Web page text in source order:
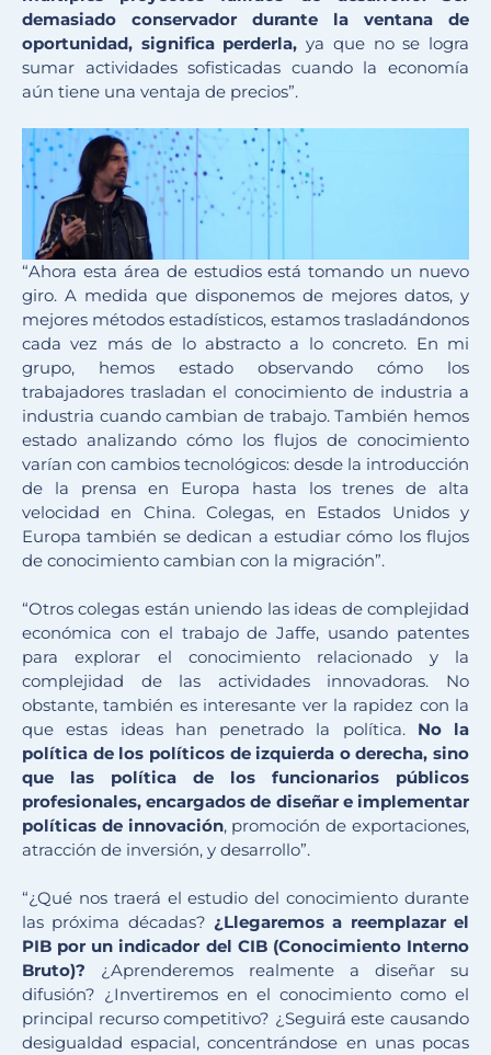
demasiado conservador durante la ventana de
oportunidad, significa perderla, ya que no se logra
sumar actividades sofisticadas cuando la economía
aún tiene una ventaja de precios”.
“Ahora esta área de estudios está tomando un nuevo
giro. A medida que disponemos de mejores datos, y
mejores métodos estadísticos, estamos trasladándonos
cada vez más de lo abstracto a lo concreto. En mi
grupo, hemos estado observando cómo los
trabajadores trasladan el conocimiento de industria a
industria cuando cambian de trabajo. También hemos
estado analizando cómo los flujos de conocimiento
varían con cambios tecnológicos: desde la introducción
de la prensa en Europa hasta los trenes de alta
velocidad en China. Colegas, en Estados Unidos y
Europa también se dedican a estudiar cómo los flujos
de conocimiento cambian con la migración”.
“Otros colegas están uniendo las ideas de complejidad
económica con el trabajo de Jaffe, usando patentes
para explorar el conocimiento relacionado y la
complejidad de las actividades innovadoras. No
obstante, también es interesante ver la rapidez con la
que estas ideas han penetrado la política. No la
política de los políticos de izquierda o derecha, sino
que las política de los funcionarios públicos
profesionales, encargados de diseñar e implementar
políticas de innovación, promoción de exportaciones,
atracción de inversión, y desarrollo”.
“¿Qué nos traerá el estudio del conocimiento durante
las próxima décadas? ¿Llegaremos a reemplazar el
PIB por un indicador del CIB (Conocimiento Interno
Bruto)? ¿Aprenderemos realmente a diseñar su
difusión? ¿Invertiremos en el conocimiento como el
principal recurso competitivo? ¿Seguirá este causando
desigualdad espacial, concentrándose en unas pocas